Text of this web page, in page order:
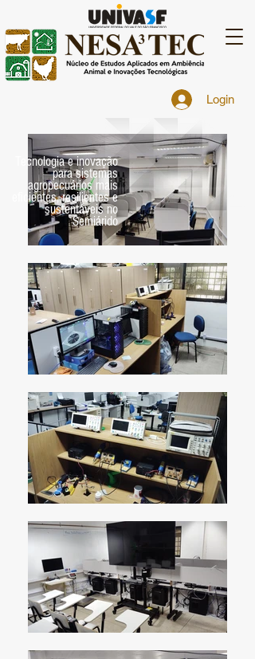
Login
Tecnologia e inovação
para sistemas
agropecuários mais
eficientes, resilientes e
sustentáveis no
Semiárido